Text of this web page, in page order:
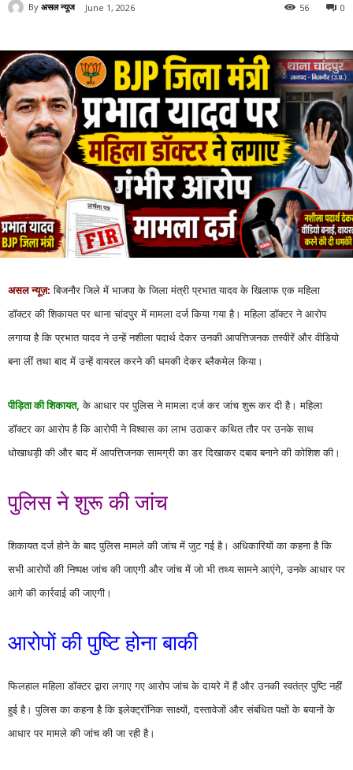
By असल न्यूज June 1, 2026 0
56
असल न्यूज़: बिजनौर जिले में भाजपा के जिला मंत्री प्रभात यादव के खिलाफ एक महिला
डॉक्टर की शिकायत पर थाना चांदपुर में मामला दर्ज किया गया है। महिला डॉक्टर ने आरोप
लगाया है कि प्रभात यादव ने उन्हें नशीला पदार्थ देकर उनकी आपत्तिजनक तस्वीरें और वीडियो
बना लीं तथा बाद में उन्हें वायरल करने की धमकी देकर ब्लैकमेल किया।
पीड़िता की शिकायत, के आधार पर पुलिस ने मामला दर्ज कर जांच शुरू कर दी है। महिला
डॉक्टर का आरोप है कि आरोपी ने विश्वास का लाभ उठाकर कथित तौर पर उनके साथ
धोखाधड़ी की और बाद में आपत्तिजनक सामग्री का डर दिखाकर दबाव बनाने की कोशिश की।
पुलिस ने शुरू की जांच
शिकायत दर्ज होने के बाद पुलिस मामले की जांच में जुट गई है। अधिकारियों का कहना है कि
सभी आरोपों की निष्पक्ष जांच की जाएगी और जांच में जो भी तथ्य सामने आएंगे, उनके आधार पर
आगे की कार्रवाई की जाएगी।
आरोपों की पुष्टि होना बाकी
फिलहाल महिला डॉक्टर द्वारा लगाए गए आरोप जांच के दायरे में हैं और उनकी स्वतंत्र पुष्टि नहीं
हुई है। पुलिस का कहना है कि इलेक्ट्रॉनिक साक्ष्यों, दस्तावेजों और संबंधित पक्षों के बयानों के
आधार पर मामले की जांच की जा रही है।